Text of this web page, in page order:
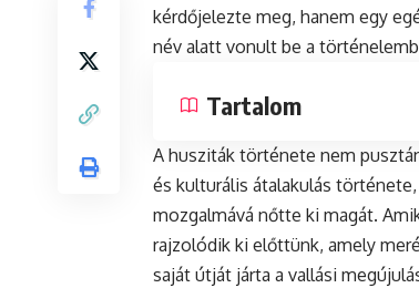
kérdőjelezte meg, hanem egy
név alatt vonult be a
Tartalom
A husziták története nem
és kulturális átalakulás
mozgalmává nőtte ki magát.
rajzolódik ki előttünk, amely
saját útját járta a vallási